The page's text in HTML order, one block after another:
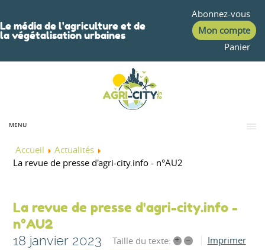
Le média de l'agriculture et de
la végétalisation urbaines
Abonnez-vous
Mon compte
Panier
MENU
Accueil
Actualités
La revue de presse d'agri-city.info - n°AU2
La revue de presse d'agri-city.info -
n°AU2
18 janvier 2023 Taille du texte: + – Imprimer